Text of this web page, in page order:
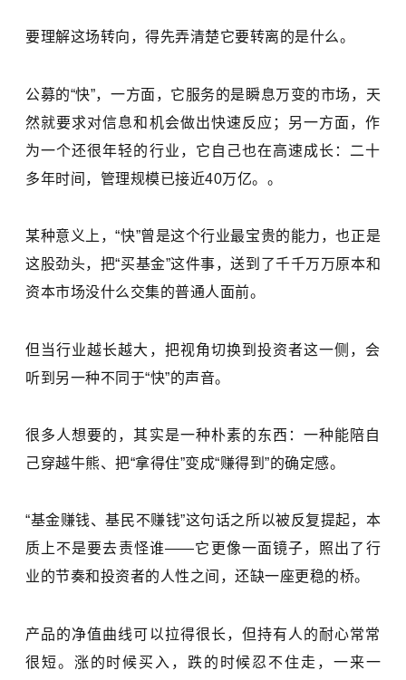
要理解这场转向，得先弄清楚它要转离的是什么。
公募的“快”，一方面，它服务的是瞬息万变的市场，天
然就要求对信息和机会做出快速反应；另一方面，作
为一个还很年轻的行业，它自己也在高速成长：二十
多年时间，管理规模已接近40万亿。。
某种意义上，“快”曾是这个行业最宝贵的能力，也正是
这股劲头，把“买基金”这件事，送到了千千万万原本和
资本市场没什么交集的普通人面前。
但当行业越长越大，把视角切换到投资者这一侧，会
听到另一种不同于“快”的声音。
很多人想要的，其实是一种朴素的东西：一种能陪自
己穿越牛熊、把“拿得住”变成“赚得到”的确定感。
“基金赚钱、基民不赚钱”这句话之所以被反复提起，本
质上不是要去责怪谁——它更像一面镜子，照出了行
业的节奏和投资者的人性之间，还缺一座更稳的桥。
产品的净值曲线可以拉得很长，但持有人的耐心常常
很短。涨的时候买入，跌的时候忍不住走，一来一